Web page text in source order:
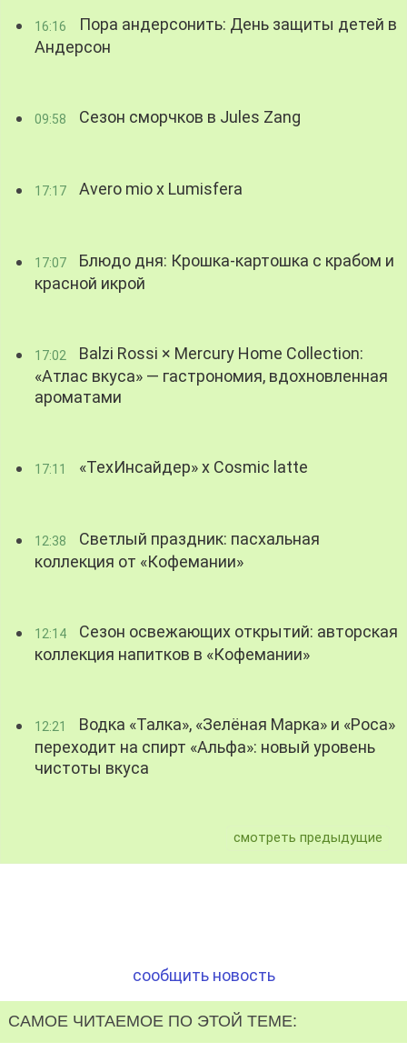
16:16
Пора андерсонить: День защиты детей в
Андерсон
09:58 Сезон сморчков в Jules Zang
17:17 Avero mio x Lumisfera
17:07
Блюдо дня: Крошка-картошка с крабом и
красной икрой
17:02
Balzi Rossi × Mercury Home Collection:
«Атлас вкуса» — гастрономия, вдохновленная
ароматами
17:11 «ТехИнсайдер» х Cosmic latte
12:38
Светлый праздник: пасхальная
коллекция от «Кофемании»
12:14
Сезон освежающих открытий: авторская
коллекция напитков в «Кофемании»
12:21
Водка «Талка», «Зелёная Марка» и «Роса»
переходит на спирт «Альфа»: новый уровень
чистоты вкуса
смотреть предыдущие
сообщить новость
САМОЕ ЧИТАЕМОЕ ПО ЭТОЙ ТЕМЕ: